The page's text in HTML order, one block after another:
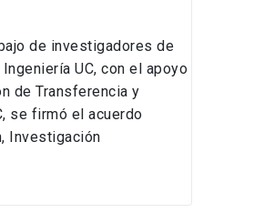
de investigadores de
Ingeniería UC, con el apoyo
de Transferencia y
se firmó el acuerdo
Investigación